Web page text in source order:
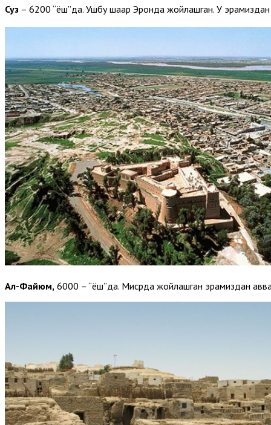
Суз – 6200 “ёш”да. Ушбу шаҳар Эронда жойлашган. У
Ал-Файюм, 6000 – “ёш”да. Мисрда жойлашган эрамиздан